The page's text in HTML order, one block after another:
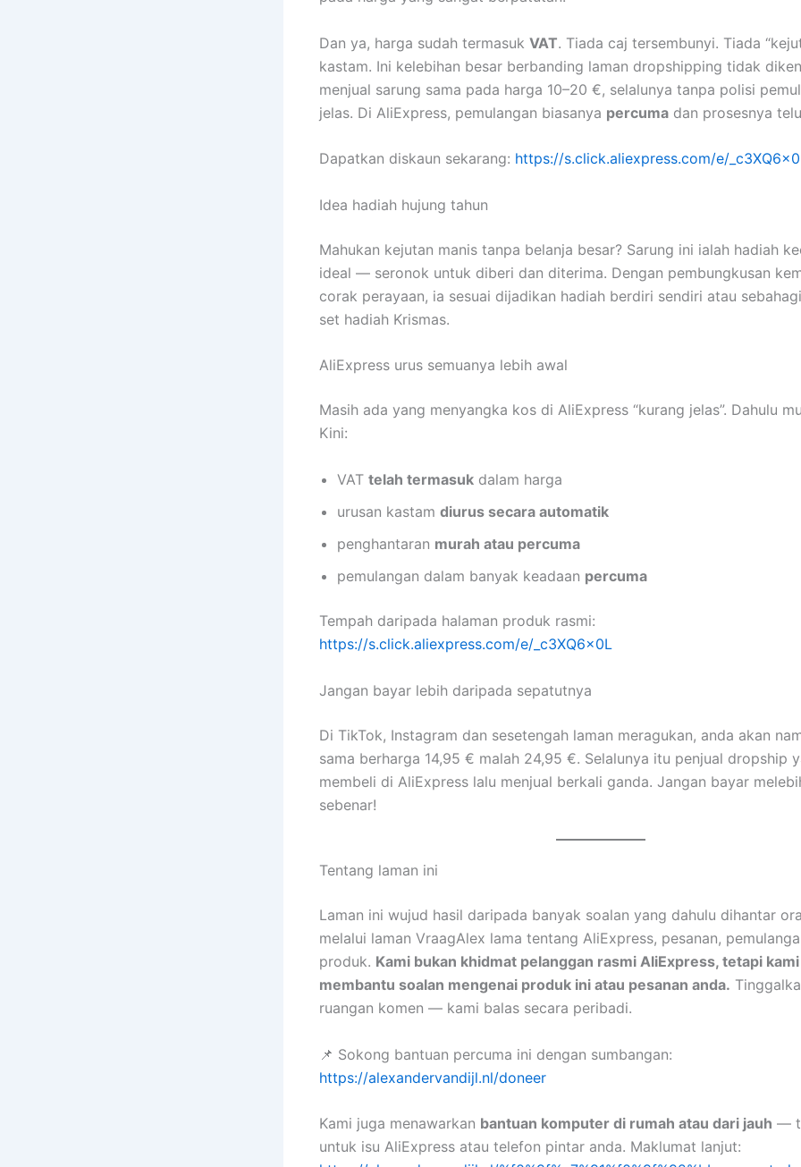
Dan ya, harga sudah termasuk VAT. Tiada caj tersembunyi. Tiada
kastam. Ini kelebihan besar berbanding laman dropshipping tidak
menjual sarung sama pada harga 10–20 €, selalunya tanpa polisi
jelas. Di AliExpress, pemulangan biasanya percuma dan prosesnya
Dapatkan diskaun sekarang: https://s.click.aliexpress.com/e/
Idea hadiah hujung tahun
Mahukan kejutan manis tanpa belanja besar? Sarung ini ialah hadiah
ideal — seronok untuk diberi dan diterima. Dengan pembungkusan
corak perayaan, ia sesuai dijadikan hadiah berdiri sendiri atau
set hadiah Krismas.
AliExpress urus semuanya lebih awal
Masih ada yang menyangka kos di AliExpress “kurang jelas”. Dahulu
Kini:
VAT telah termasuk dalam harga
urusan kastam diurus secara automatik
penghantaran murah atau percuma
pemulangan dalam banyak keadaan percuma
Tempah daripada halaman produk rasmi:
https://s.click.aliexpress.com/e/_c3XQ6x0L
Jangan bayar lebih daripada sepatutnya
Di TikTok, Instagram dan sesetengah laman meragukan, anda akan
sama berharga 14,95 € malah 24,95 €. Selalunya itu penjual dropship
membeli di AliExpress lalu menjual berkali ganda. Jangan bayar
sebenar!
Tentang laman ini
Laman ini wujud hasil daripada banyak soalan yang dahulu dihantar
melalui laman VraagAlex lama tentang AliExpress, pesanan,
produk. Kami bukan khidmat pelanggan rasmi AliExpress, tetapi
membantu soalan mengenai produk ini atau pesanan anda.
ruangan komen — kami balas secara peribadi.
📌 Sokong bantuan percuma ini dengan sumbangan:
https://alexandervandijl.nl/doneer
Kami juga menawarkan bantuan komputer di rumah atau dari jauh —
untuk isu AliExpress atau telefon pintar anda. Maklumat lanjut: